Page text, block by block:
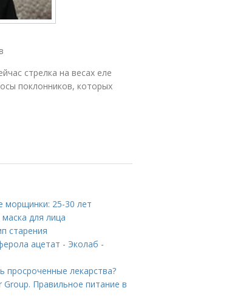
стрелка на весах еле
поклонников, которых
морщинки: 25-30 лет
для лица
старения
ацетат - Эколаб -
лекарства?
Правильное питание в